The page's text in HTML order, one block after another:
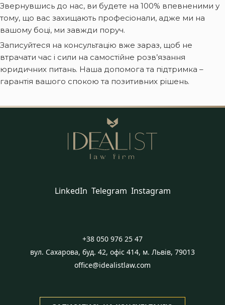
Звернувшись до нас, ви будете на 100% впевненими у
тому, що вас захищають професіонали, адже ми на
вашому боці, ми завжди поруч.
Записуйтеся на консультацію вже зараз, щоб не
втрачати час і сили на самостійне розв’язання
юридичних питань. Наша допомога та підтримка –
гарантія вашого спокою та позитивних рішень.
LinkedIn Telegram Instagram
+38 050 976 25 47
вул. Сахарова, буд. 42, офіс 414, м. Львів, 79013
office@idealistlaw.com